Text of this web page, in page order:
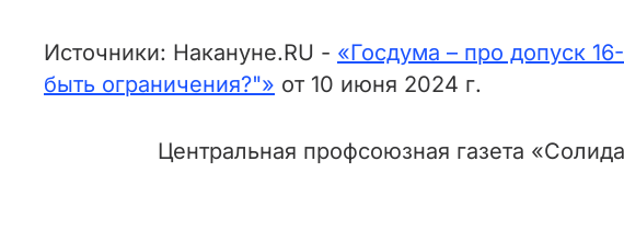
Источники: Накануне.RU - «Госдума – про допуск
быть ограничения?"» от 10 июня 2024 г.
Центральная профсоюзная газета